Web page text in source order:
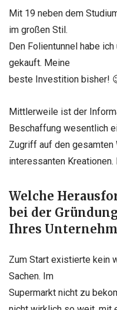
Mit 19 neben dem
im großen Stil.
Den Folientunnel habe
gekauft. Meine
beste Investition bisher!
Mittlerweile ist der
Beschaffung wesentlich
Zugriff auf den gesamten
interessanten Kreationen.
Welche
bei der
Ihres
Zum Start existierte kein
Sachen. Im
Supermarkt nicht zu